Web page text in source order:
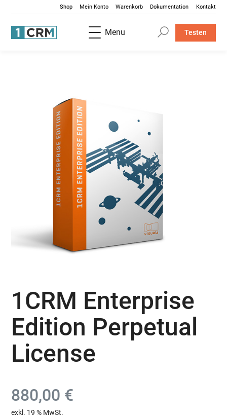
Shop Mein Konto Warenkorb Dokumentation Kontakt
Menu Testen
1CRM Enterprise
Edition Perpetual
License
880,00 €
exkl. 19 % MwSt.